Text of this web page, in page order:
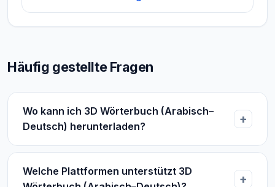
Häufig gestellte Fragen
Wo kann ich 3D Wörterbuch (Arabisch–
Deutsch) herunterladen?
Welche Plattformen unterstützt 3D